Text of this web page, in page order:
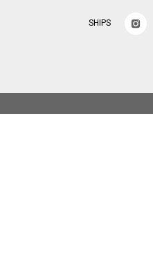
SHIPS